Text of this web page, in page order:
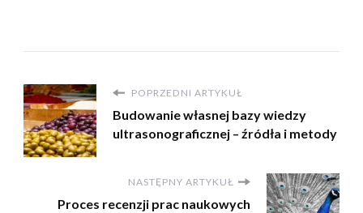
POPRZEDNI ARTYKUŁ
Budowanie własnej bazy wiedzy
ultrasonograficznej – źródła i metody
NASTĘPNY ARTYKUŁ
Proces recenzji prac naukowych